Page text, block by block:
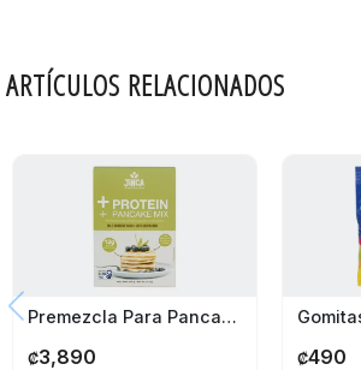
ARTÍCULOS RELACIONADOS
Premezcla Para Pancake Con Proteína 454G
₡3,890 ₡490